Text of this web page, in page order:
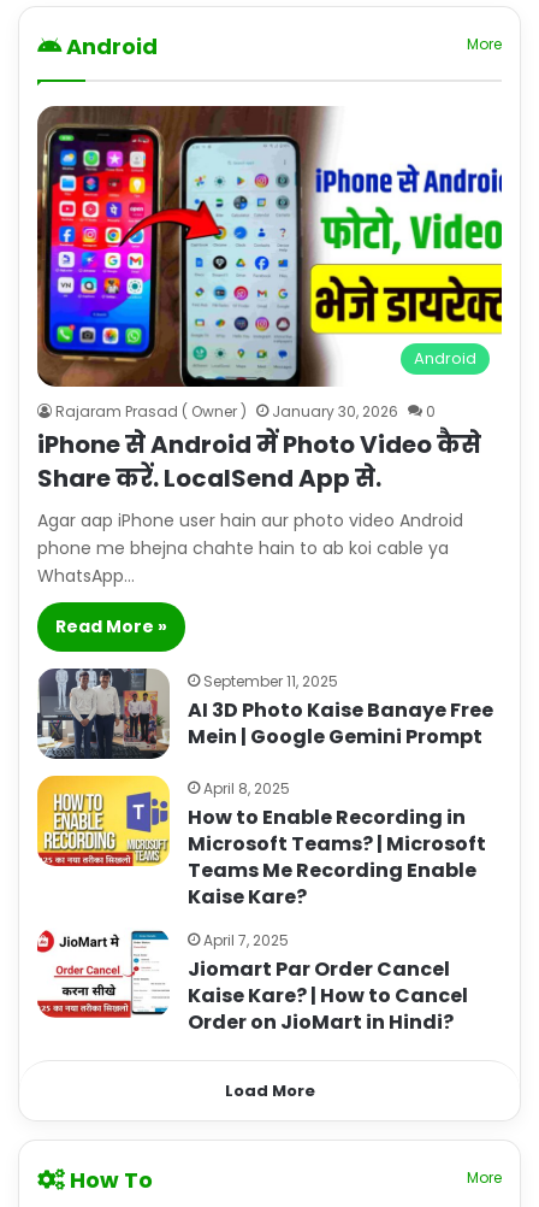
Android More
Android
Rajaram Prasad ( Owner ) January 30, 2026 0
iPhone से Android में Photo Video कैसे
Share करें. LocalSend App से.
Agar aap iPhone user hain aur photo video Android
phone me bhejna chahte hain to ab koi cable ya
WhatsApp…
Read More »
September 11, 2025
AI 3D Photo Kaise Banaye Free
Mein | Google Gemini Prompt
April 8, 2025
How to Enable Recording in
Microsoft Teams? | Microsoft
Teams Me Recording Enable
Kaise Kare?
April 7, 2025
Jiomart Par Order Cancel
Kaise Kare? | How to Cancel
Order on JioMart in Hindi?
Load More
How To More